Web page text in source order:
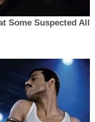
Some Suspected All